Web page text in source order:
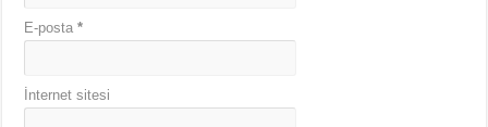
E-posta*
İnternet sitesi